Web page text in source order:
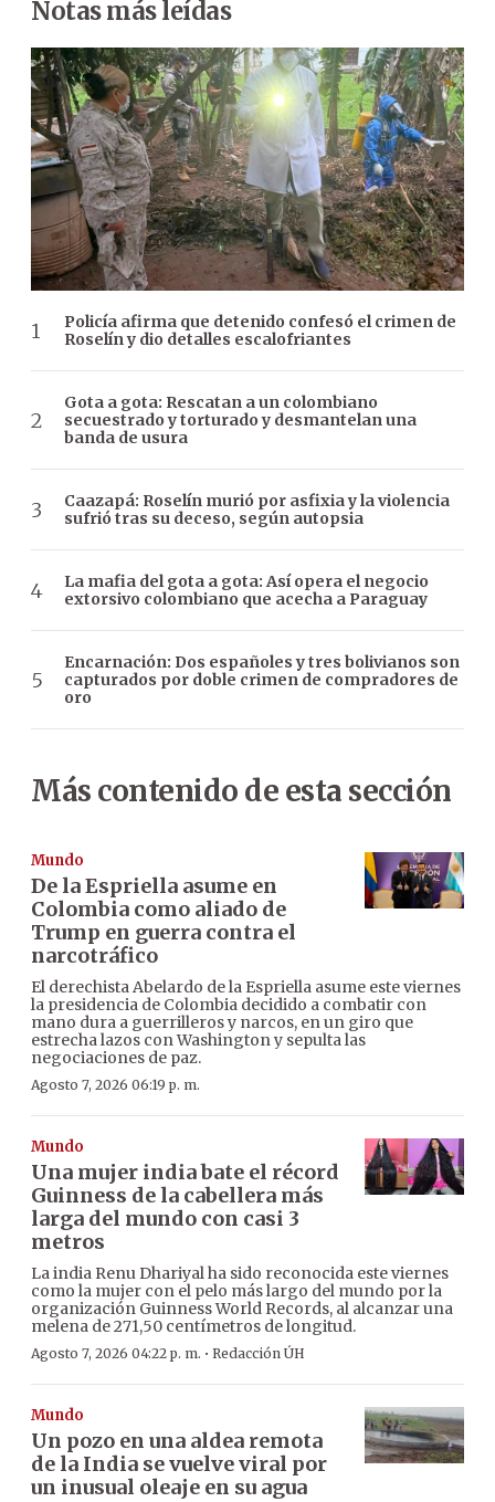
Notas más leídas
Policía afirma que detenido confesó el crimen de
Roselín y dio detalles escalofriantes
Gota a gota: Rescatan a un colombiano
secuestrado y torturado y desmantelan una
banda de usura
Caazapá: Roselín murió por asfixia y la violencia
sufrió tras su deceso, según autopsia
La mafia del gota a gota: Así opera el negocio
extorsivo colombiano que acecha a Paraguay
Encarnación: Dos españoles y tres bolivianos son
capturados por doble crimen de compradores de
oro
Más contenido de esta sección
Mundo
De la Espriella asume en
Colombia como aliado de
Trump en guerra contra el
narcotráfico
El derechista Abelardo de la Espriella asume este viernes
la presidencia de Colombia decidido a combatir con
mano dura a guerrilleros y narcos, en un giro que
estrecha lazos con Washington y sepulta las
negociaciones de paz.
Agosto 7, 2026 06:19 p. m.
Mundo
Una mujer india bate el récord
Guinness de la cabellera más
larga del mundo con casi 3
metros
La india Renu Dhariyal ha sido reconocida este viernes
como la mujer con el pelo más largo del mundo por la
organización Guinness World Records, al alcanzar una
melena de 271,50 centímetros de longitud.
Agosto 7, 2026 04:22 p. m. · Redacción ÚH
Mundo
Un pozo en una aldea remota
de la India se vuelve viral por
un inusual oleaje en su agua